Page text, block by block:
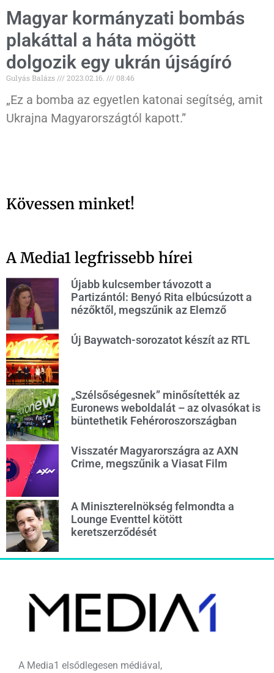
Magyar kormányzati bombás
plakáttal a háta mögött
dolgozik egy ukrán újságíró
Gulyás Balázs 2023.02.16. 08:46
„Ez a bomba az egyetlen katonai segítség, amit
Ukrajna Magyarországtól kapott.”
Kövessen minket!
A Media1 legfrissebb hírei
Újabb kulcsember távozott a
Partizántól: Benyó Rita elbúcsúzott a
nézőktől, megszűnik az Elemző
Új Baywatch-sorozatot készít az RTL
„Szélsőségesnek” minősítették az
Euronews weboldalát – az olvasókat is
büntethetik Fehéroroszországban
Visszatér Magyarországra az AXN
Crime, megszűnik a Viasat Film
A Miniszterelnökség felmondta a
Lounge Eventtel kötött
keretszerződését
A Media1 elsődlegesen médiával,